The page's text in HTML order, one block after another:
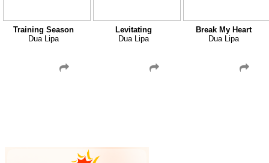
Training Season
Dua Lipa
Levitating
Dua Lipa
Break My Heart
Dua Lipa